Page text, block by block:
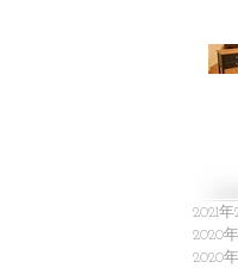
2021年
2020
2020